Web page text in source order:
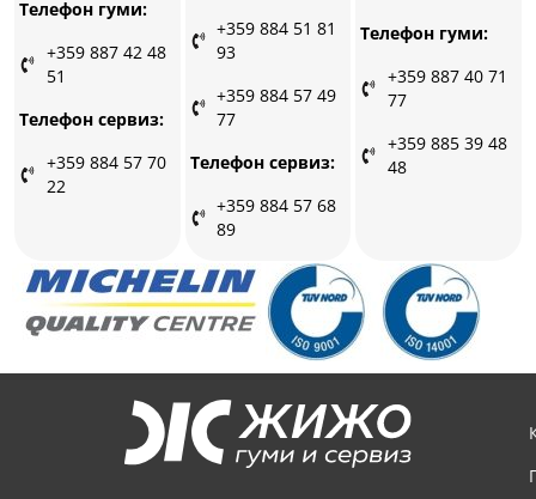
Телефон гуми:
+359 887 42 48
51
Телефон сервиз:
+359 884 57 70
22
+359 884 51 81
93
+359 884 57 49
77
Телефон сервиз:
+359 884 57 68
89
Телефон гуми:
+359 887 40 71
77
+359 885 39 48
48